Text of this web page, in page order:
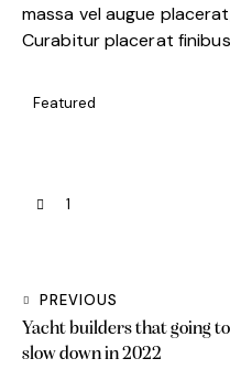
massa vel augue
Curabitur placerat
Featured
1
PREVIOUS
Yacht builders that going to
slow down in 2022